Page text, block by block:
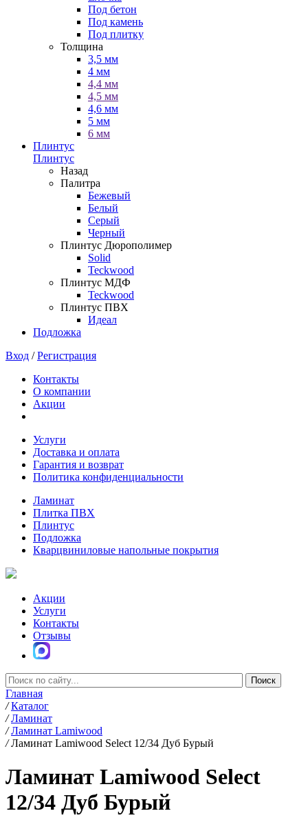
Под бетон
Под камень
Под плитку
Толщина
3,5 мм
4 мм
4,4 мм
4,5 мм
4,6 мм
5 мм
6 мм
Плинтус
Плинтус
Назад
Палитра
Бежевый
Белый
Серый
Черный
Плинтус Дюрополимер
Solid
Teckwood
Плинтус МДФ
Teckwood
Плинтус ПВХ
Идеал
Подложка
Вход /Регистрация
Контакты
О компании
Акции
Услуги
Доставка и оплата
Гарантия и возврат
Политика конфиденциальности
Ламинат
Плитка ПВХ
Плинтус
Подложка
Кварцвиниловые напольные покрытия
Акции
Услуги
Контакты
Отзывы
Главная
/ Каталог
/ Ламинат
/ Ламинат Lamiwood
/ Ламинат Lamiwood Select 12/34 Дуб Бурый
Ламинат Lamiwood Select
12/34 Дуб Бурый